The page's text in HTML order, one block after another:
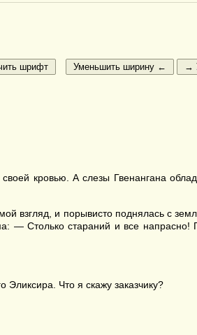
кровью. А слезы Гвенангана
взгляд, и порывисто поднялась с
— Столько стараний и все напрасно!
Что я скажу заказчику?